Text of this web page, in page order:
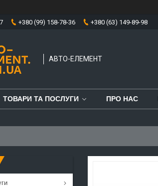
+380 (99) 158-78-36 +380 (63) 149-89-98
АВТО-ЕЛЕМЕНТ
ТОВАРИ ТА ПОСЛУГИ ПРО НАС